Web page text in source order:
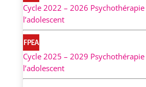
Cycle 2022 – 2026
l’adolescent
Cycle 2025 – 2029
l’adolescent